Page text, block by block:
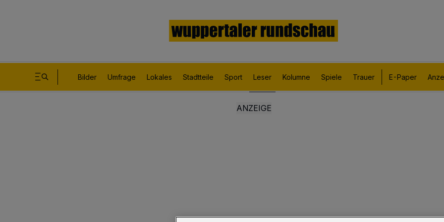
Bilder Umfrage Lokales Stadtteile Sport Leser Kolumne Spiele Trauer E-Paper